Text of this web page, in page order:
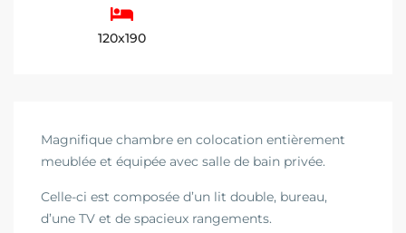
120x190
Magnifique chambre en colocation entièrement
meublée et équipée avec salle de bain privée.
Celle-ci est composée d’un lit double, bureau,
d’une TV et de spacieux rangements.